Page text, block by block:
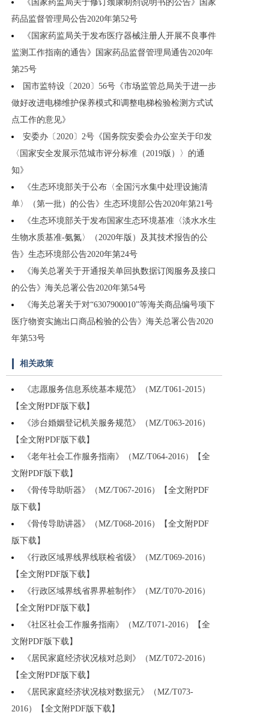
《国家药监局关于修订颈康制剂说明书的公告》国家
药品监督管理局公告2020年第52号
《国家药监局关于发布医疗器械注册人开展不良事件
监测工作指南的通告》国家药品监督管理局通告2020年
第25号
国市监特设〔2020〕56号《市场监管总局关于进一步
做好改进电梯维护保养模式和调整电梯检验检测方式试
点工作的意见》
安委办〔2020〕2号《国务院安委会办公室关于印发
〈国家安全发展示范城市评分标准（2019版）〉的通
知》
《生态环境部关于公布〈全国污水集中处理设施清
单〉（第一批）的公告》生态环境部公告2020年第21号
《生态环境部关于发布国家生态环境基准〈淡水水生
生物水质基准-氨氮〉（2020年版）及其技术报告的公
告》生态环境部公告2020年第24号
《海关总署关于开通报关单回执数据订阅服务及接口
的公告》海关总署公告2020年第54号
《海关总署关于对“6307900010”等海关商品编号项下
医疗物资实施出口商品检验的公告》海关总署公告2020
年第53号
相关政策
《志愿服务信息系统基本规范》（MZ/T061-2015）
【全文附PDF版下载】
《涉台婚姻登记机关服务规范》（MZ/T063-2016）
【全文附PDF版下载】
《老年社会工作服务指南》（MZ/T064-2016）【全
文附PDF版下载】
《骨传导助听器》（MZ/T067-2016）【全文附PDF
版下载】
《骨传导助讲器》（MZ/T068-2016）【全文附PDF
版下载】
《行政区域界线界线联检省级》（MZ/T069-2016）
【全文附PDF版下载】
《行政区域界线省界界桩制作》（MZ/T070-2016）
【全文附PDF版下载】
《社区社会工作服务指南》（MZ/T071-2016）【全
文附PDF版下载】
《居民家庭经济状况核对总则》（MZ/T072-2016）
【全文附PDF版下载】
《居民家庭经济状况核对数据元》（MZ/T073-
2016）【全文附PDF版下载】